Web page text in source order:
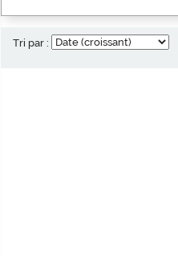
Tri par :